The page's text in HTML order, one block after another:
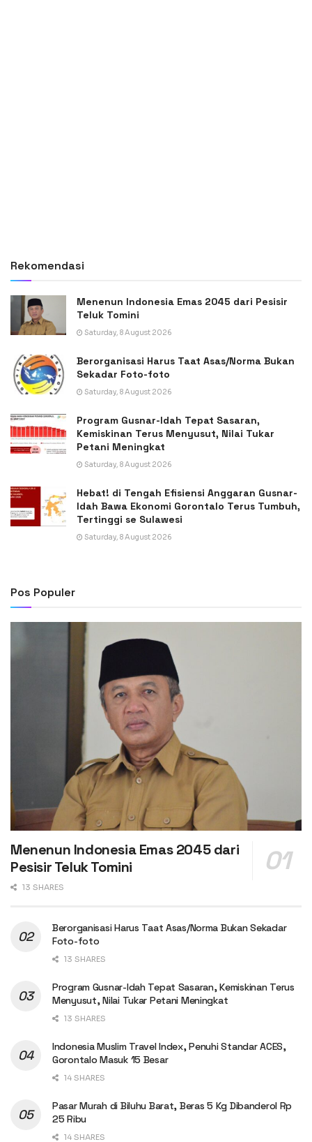
Rekomendasi
Menenun Indonesia Emas 2045 dari Pesisir
Teluk Tomini
Saturday, 8 August 2026
Berorganisasi Harus Taat Asas/Norma Bukan
Sekadar Foto-foto
Saturday, 8 August 2026
Program Gusnar-Idah Tepat Sasaran,
Kemiskinan Terus Menyusut, Nilai Tukar
Petani Meningkat
Saturday, 8 August 2026
Hebat! di Tengah Efisiensi Anggaran Gusnar-
Idah Bawa Ekonomi Gorontalo Terus Tumbuh,
Tertinggi se Sulawesi
Saturday, 8 August 2026
Pos Populer
Menenun Indonesia Emas 2045 dari
Pesisir Teluk Tomini
13 SHARES
Berorganisasi Harus Taat Asas/Norma Bukan Sekadar
Foto-foto
13 SHARES
Program Gusnar-Idah Tepat Sasaran, Kemiskinan Terus
Menyusut, Nilai Tukar Petani Meningkat
13 SHARES
Indonesia Muslim Travel Index, Penuhi Standar ACES,
Gorontalo Masuk 15 Besar
14 SHARES
Pasar Murah di Biluhu Barat, Beras 5 Kg Dibanderol Rp
25 Ribu
14 SHARES